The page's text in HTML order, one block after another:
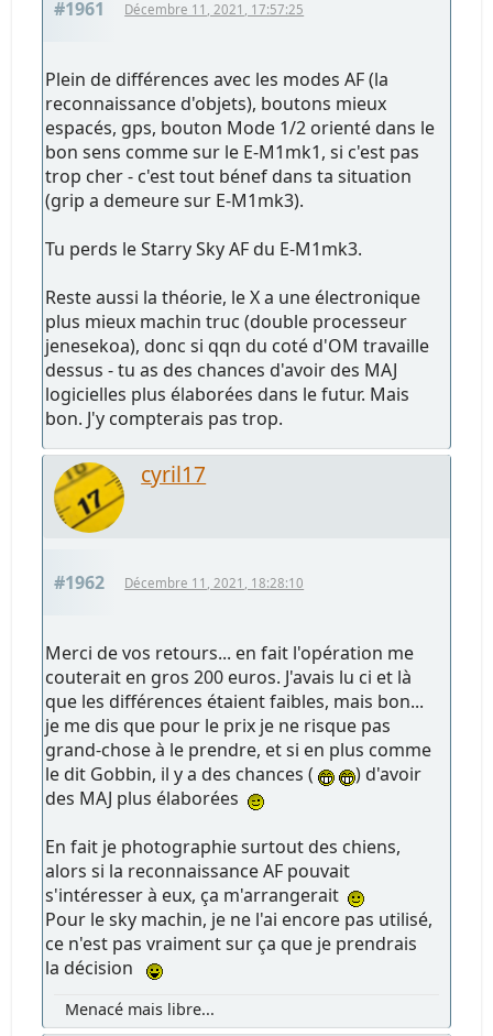
#1961 Décembre 11, 2021, 17:57:25
Plein de différences avec les modes AF (la
reconnaissance d'objets), boutons mieux
espacés, gps, bouton Mode 1/2 orienté dans le
bon sens comme sur le E-M1mk1, si c'est pas
trop cher - c'est tout bénef dans ta situation
(grip a demeure sur E-M1mk3).
Tu perds le Starry Sky AF du E-M1mk3.
Reste aussi la théorie, le X a une électronique
plus mieux machin truc (double processeur
jenesekoa), donc si qqn du coté d'OM travaille
dessus - tu as des chances d'avoir des MAJ
logicielles plus élaborées dans le futur. Mais
bon. J'y compterais pas trop.
cyril17
#1962 Décembre 11, 2021, 18:28:10
Merci de vos retours... en fait l'opération me
couterait en gros 200 euros. J'avais lu ci et là
que les différences étaient faibles, mais bon...
je me dis que pour le prix je ne risque pas
grand-chose à le prendre, et si en plus comme
le dit Gobbin, il y a des chances (
) d'avoir
des MAJ plus élaborées
En fait je photographie surtout des chiens,
alors si la reconnaissance AF pouvait
s'intéresser à eux, ça m'arrangerait
Pour le sky machin, je ne l'ai encore pas utilisé,
ce n'est pas vraiment sur ça que je prendrais
la décision
Menacé mais libre...